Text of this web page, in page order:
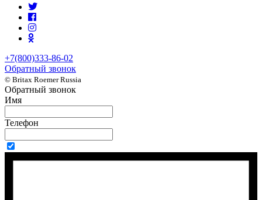
+7(800)333-86-02
Обратный звонок
© Britax Roemer Russia
Обратный звонок
Имя
Телефон